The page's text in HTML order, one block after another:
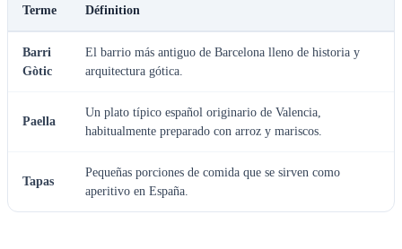
Terme Définition
Barri
Gòtic
El barrio más antiguo de Barcelona lleno de historia y
arquitectura gótica.
Paella
Un plato típico español originario de Valencia,
habitualmente preparado con arroz y mariscos.
Tapas
Pequeñas porciones de comida que se sirven como
aperitivo en España.